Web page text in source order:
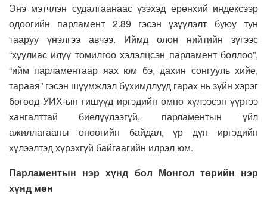
Энэ мэтчлэн судалгаанаас үзэхэд ерөнхий индексээр
одоогийн парламент 2.89 гэсэн үзүүлэлт буюу тун
тааруу үнэлгээ авчээ. Иймд олон нийтийн зүгээс
“хуулиас илүү томилгоо хэлэлцсэн парламент боллоо”,
“ийм парламентаар яах юм бэ, дахин сонгууль хийе,
тараая” гэсэн шүүмжлэл бухимдлууд гарах нь зүйн хэрэг
бөгөөд УИХ-ын гишүүд иргэдийн өмнө хүлээсэн үүргээ
хангалттай биелүүлээгүй, парламентын үйл
ажиллагааны өнөөгийн байдал, үр дүн иргэдийн
хүлээлтэд хүрэхгүй байгаагийн илрэл юм.
Парламентын нэр хүнд бол Монгол төрийн нэр
хүнд мөн